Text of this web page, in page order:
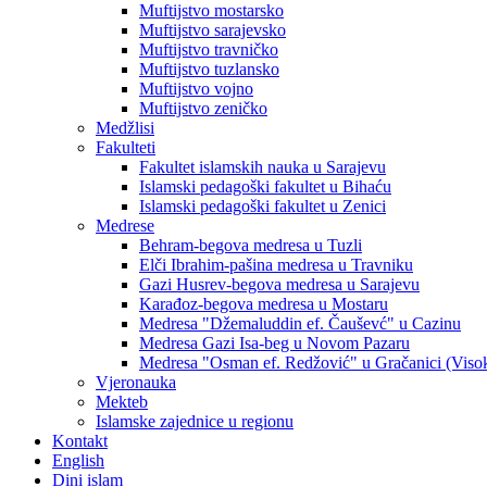
Muftijstvo mostarsko
Muftijstvo sarajevsko
Muftijstvo travničko
Muftijstvo tuzlansko
Muftijstvo vojno
Muftijstvo zeničko
Medžlisi
Fakulteti
Fakultet islamskih nauka u Sarajevu
Islamski pedagoški fakultet u Bihaću
Islamski pedagoški fakultet u Zenici
Medrese
Behram-begova medresa u Tuzli
Elči Ibrahim-pašina medresa u Travniku
Gazi Husrev-begova medresa u Sarajevu
Karađoz-begova medresa u Mostaru
Medresa "Džemaluddin ef. Čauševć" u Cazinu
Medresa Gazi Isa-beg u Novom Pazaru
Medresa "Osman ef. Redžović" u Gračanici
Vjeronauka
Mekteb
Islamske zajednice u regionu
Kontakt
English
Dini islam